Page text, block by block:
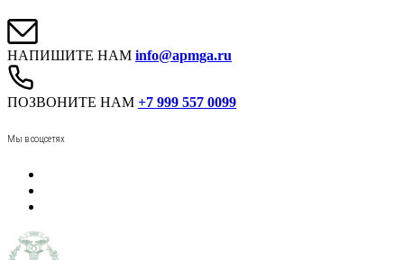
НАПИШИТЕ НАМ info@apmga.ru
ПОЗВОНИТЕ НАМ +7 999 557 0099
Мы в соцсетях